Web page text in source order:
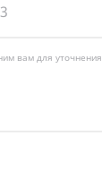
вам для уточнения